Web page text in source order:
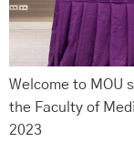
Welcome to MOU
the Faculty of
2023